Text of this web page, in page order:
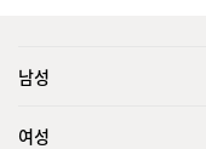
남성
여성